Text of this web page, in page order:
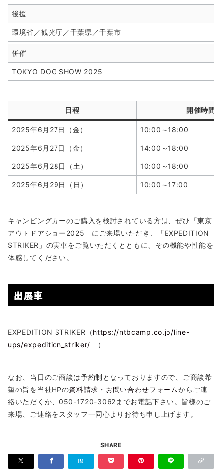
後援
環境省／観光庁／千葉県／千葉市
併催
TOKYO DOG SHOW 2025
日程 開催時間
2025年6月27日（金） 10:00～18:00
2025年6月27日（金） 14:00～18:00
2025年6月28日（土） 10:00～18:00
2025年6月29日（日） 10:00～17:00
キャンピングカーのご購入を検討されている方は、ぜひ「東京
アウトドアショー2025」にご来場いただき、「EXPEDITION
STRIKER」の実車をご覧いただくとともに、その機能や性能を
体感してください。
出展車
EXPEDITION STRIKER（https://ntbcamp.co.jp/line-
ups/expedition_striker/ ）
なお、当日のご商談は予約制となっておりますので、ご商談希
望の旨を当社HPの資料請求・お問い合わせフォームからご連
絡いただくか、050-1720-3062までお電話下さい。皆様のご
来場、ご連絡をスタッフ一同心よりお待ち申し上げます。
SHARE